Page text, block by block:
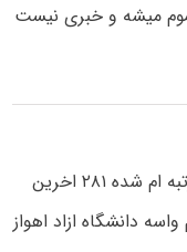
میشه و خبری نیست
سلام من گروه محیط زیست شرکت کردم رتبه ام شده ۲۸۱ اخرین
واسه دانشگاه ازاد اهواز